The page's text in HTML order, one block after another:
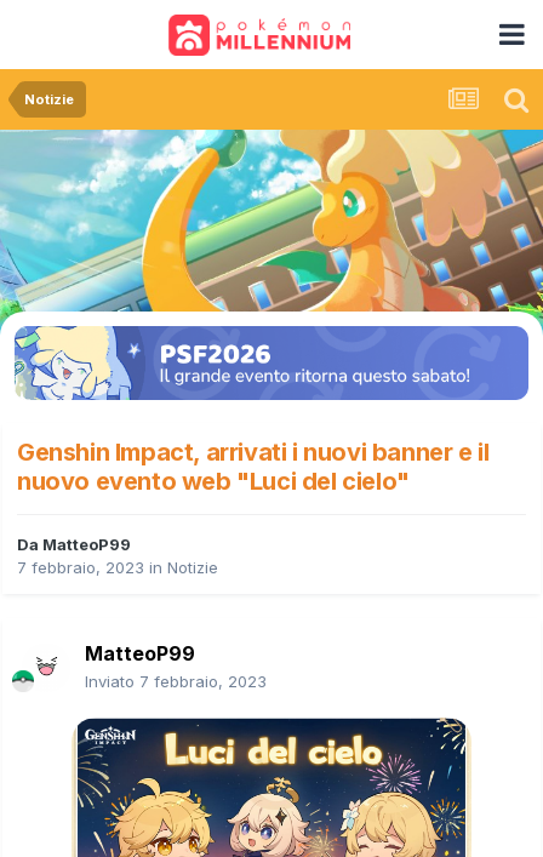
Notizie
Genshin Impact, arrivati i nuovi banner e il
nuovo evento web "Luci del cielo"
Da MatteoP99
7 febbraio, 2023 in Notizie
MatteoP99
Inviato 7 febbraio, 2023